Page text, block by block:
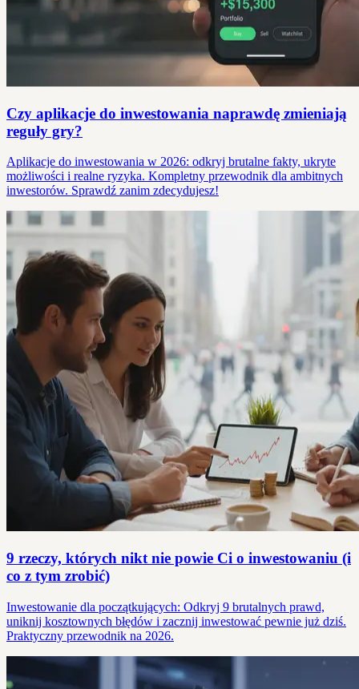
Czy aplikacje do inwestowania naprawdę zmieniają
reguły gry?
Aplikacje do inwestowania w 2026: odkryj brutalne fakty, ukryte
możliwości i realne ryzyka. Kompletny przewodnik dla ambitnych
inwestorów. Sprawdź zanim zdecydujesz!
9 rzeczy, których nikt nie powie Ci o inwestowaniu (i
co z tym zrobić)
Inwestowanie dla początkujących: Odkryj 9 brutalnych prawd,
uniknij kosztownych błędów i zacznij inwestować pewnie już dziś.
Praktyczny przewodnik na 2026.